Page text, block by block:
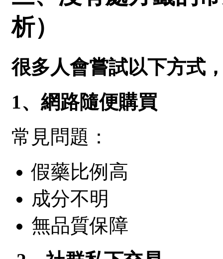
析）
很多人會嘗試以下方式
1、網路隨便購買
常見問題：
假藥比例高
成分不明
無品質保障